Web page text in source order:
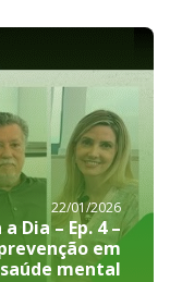
22/01/2026
Dia – Ep. 4 –
em
saúde mental